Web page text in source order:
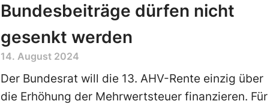
Bundesbeiträge dürfen nicht
gesenkt werden
14. August 2024
Der Bundesrat will die 13. AHV-Rente einzig über
die Erhöhung der Mehrwertsteuer finanzieren. Für